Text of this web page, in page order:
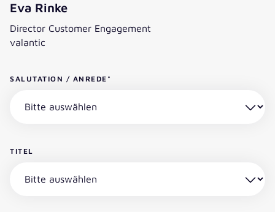
Eva Rinke
Director Customer Engagement
valantic
SALUTATION / ANREDE *
TITEL